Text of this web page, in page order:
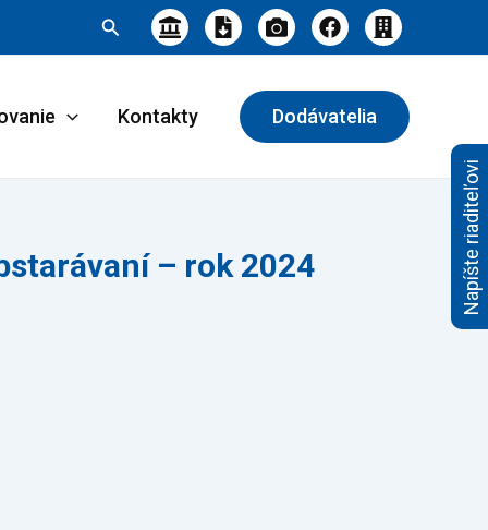
Hľadať
Kontakty Dodávatelia
– rok 2024 Napíšte riaditeľovi